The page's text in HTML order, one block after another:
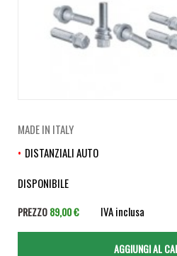
MADE IN ITALY
DISTANZIALI AUTO
DISPONIBILE
PREZZO89,00 € IVA inclusa